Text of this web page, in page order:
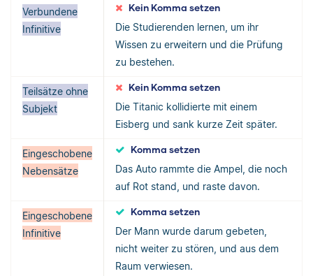
Verbundene
Infinitive
Kein Komma setzen
Die Studierenden lernen, um ihr
Wissen zu erweitern und die Prüfung
zu bestehen.
Teilsätze ohne
Subjekt
Kein Komma setzen
Die Titanic kollidierte mit einem
Eisberg und sank kurze Zeit später.
Eingeschobene
Nebensätze
Komma setzen
Das Auto rammte die Ampel, die noch
auf Rot stand, und raste davon.
Eingeschobene
Infinitive
Komma setzen
Der Mann wurde darum gebeten,
nicht weiter zu stören, und aus dem
Raum verwiesen.